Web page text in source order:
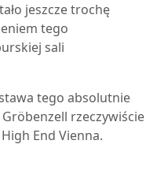
jeszcze trochę
tego
sali
tego absolutnie
rzeczywiście
End Vienna.